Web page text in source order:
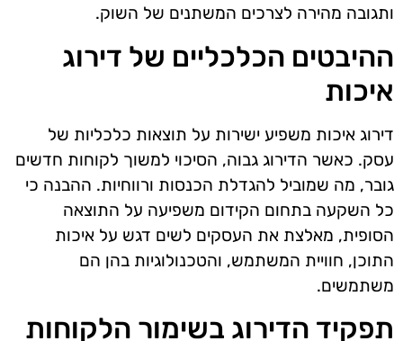
ותגובה מהירה לצרכים המשתנים של השוק.
ההיבטים הכלכליים של דירוג
איכות
דירוג איכות משפיע ישירות על תוצאות כלכליות של
עסק. כאשר הדירוג גבוה, הסיכוי למשוך לקוחות חדשים
גובר, מה שמוביל להגדלת הכנסות ורווחיות. ההבנה כי
כל השקעה בתחום הקידום משפיעה על התוצאה
הסופית, מאלצת את העסקים לשים דגש על איכות
התוכן, חוויית המשתמש, והטכנולוגיות בהן הם
משתמשים.
תפקיד הדירוג בשימור הלקוחות